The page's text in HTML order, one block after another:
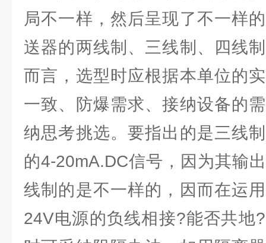
局不一样，然后呈现了不一样
送器的两线制、三线制、四线
而言，选型时应根据本单位的
一致、防爆需求、接纳设备的
纳思考挑选。要指出的是三线
的4-20mA.DC信号，因为其输
线制的是不一样的，因而在运
24V电源的负线相接?能否共地